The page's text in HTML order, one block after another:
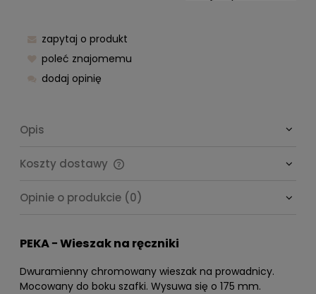
zapytaj o produkt
poleć znajomemu
dodaj opinię
Opis
Koszty dostawy
Opinie o produkcie (0)
PEKA − Wieszak na ręczniki
Dwuramienny chromowany wieszak na prowadnicy.
Mocowany do boku szafki. Wysuwa się o 175 mm.